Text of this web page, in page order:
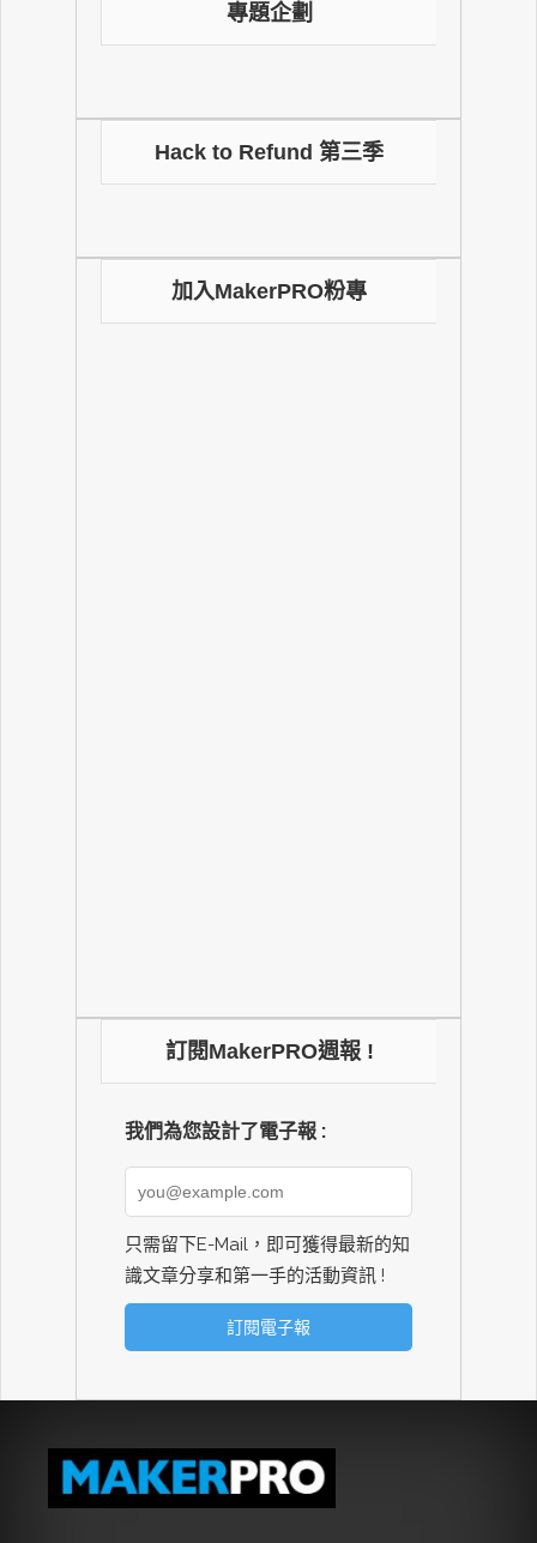
專題企劃
Hack to Refund 第三季
加入MakerPRO粉專
訂閱MakerPRO週報 !
我們為您設計了電子報 :
只需留下E-Mail，即可獲得最新的知
識文章分享和第一手的活動資訊 !